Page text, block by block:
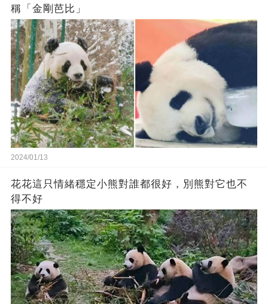
稱「金剛芭比」
2024/01/13
花花這只情緒穩定小熊對誰都很好，別熊對它也不
得不好